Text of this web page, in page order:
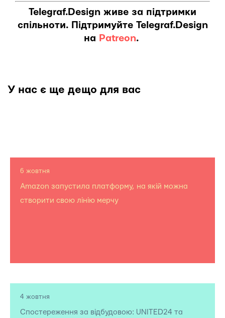
Telegraf.Design живе за підтримки
спільноти. Підтримуйте Telegraf.Design
на Patreon.
У нас є ще дещо для вас
6 жовтня
Amazon запустила платформу, на якій можна
створити свою лінію мерчу
4 жовтня
Спостереження за відбудовою: UNITED24 та